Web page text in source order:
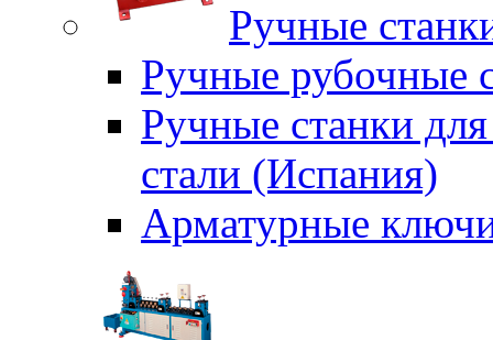
Ручные
Ручные рубочные
Ручные станки
стали (Испания)
Арматурные